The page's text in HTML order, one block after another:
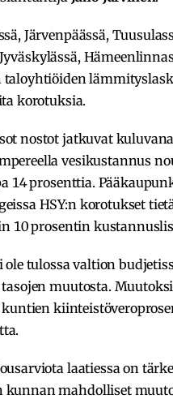
Järvenpäässä,
taloyhtiöiden
korotuksia.
nostot jatkuvat
vesikustannus
14 prosenttia.
HSY:n korotukset
10 prosentin
ole tulossa valtion
muutosta.
laatiessa on
kunnan mahdolliset